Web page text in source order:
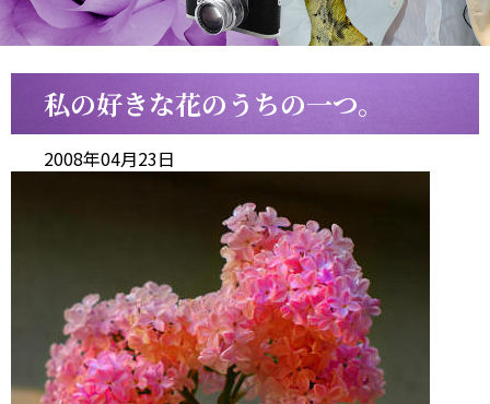
私の好きな花のうちの一つ。
2008年04月23日